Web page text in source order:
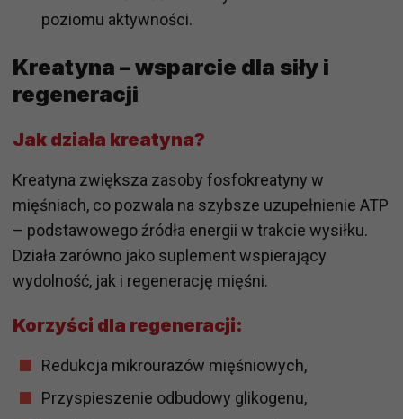
poziomu aktywności.
Kreatyna – wsparcie dla siły i
regeneracji
Jak działa kreatyna?
Kreatyna zwiększa zasoby fosfokreatyny w
mięśniach, co pozwala na szybsze uzupełnienie ATP
– podstawowego źródła energii w trakcie wysiłku.
Działa zarówno jako suplement wspierający
wydolność, jak i regenerację mięśni.
Korzyści dla regeneracji:
Redukcja mikrourazów mięśniowych,
Przyspieszenie odbudowy glikogenu,